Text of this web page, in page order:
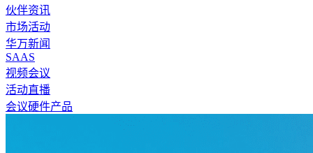
伙伴资讯
市场活动
华万新闻
SAAS
视频会议
活动直播
会议硬件产品